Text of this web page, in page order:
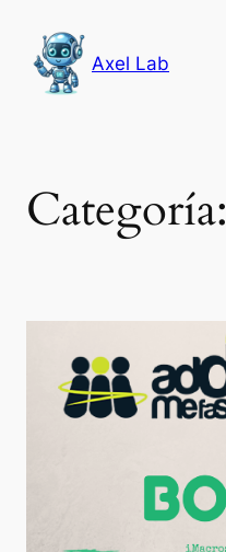
contenido
Axel Lab
Categoría: